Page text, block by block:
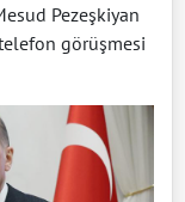
Pezeşkiyan
görüşmesi